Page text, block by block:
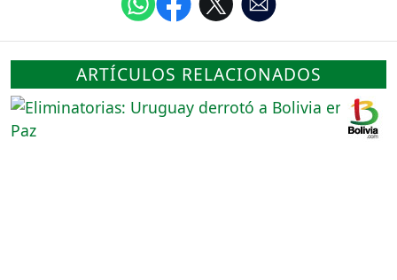
ARTÍCULOS RELACIONADOS